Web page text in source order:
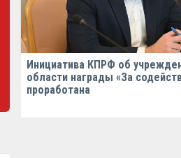
Инициатива КПРФ об
области награды «За
проработана